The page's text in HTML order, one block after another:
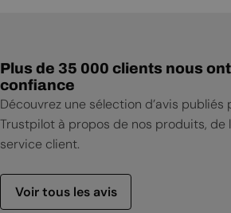
Plus de 35 000 clients nous
confiance
Découvrez une sélection d’avis
Trustpilot à propos de nos produits, de
service client.
Voir tous les avis